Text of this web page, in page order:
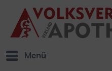
Menü